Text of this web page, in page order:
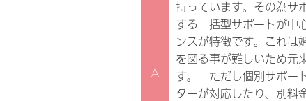
A
持っています。その為サ
する一括型サポートが中
ンスが特徴です。これは
を図る事が難しいため元
す。 ただし個別サポー
ターが対応したり、別料